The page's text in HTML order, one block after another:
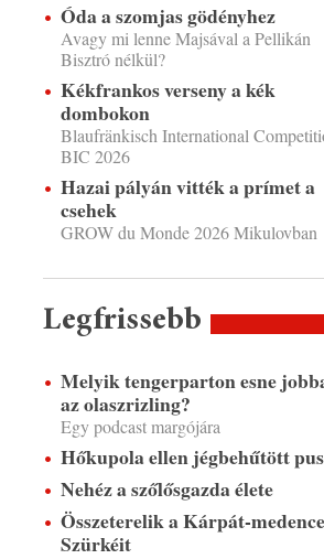
Óda a szomjas gödényhez
Avagy mi lenne Majsával a Pellikán
Bisztró nélkül?
Kékfrankos verseny a kék
dombokon
Blaufränkisch International
BIC 2026
Hazai pályán vitték a prímet a
csehek
GROW du Monde 2026 Mikulovban
Legfrissebb
Melyik tengerparton esne
az olaszrizling?
Egy podcast margójára
Hőkupola ellen jégbehűtött
Nehéz a szőlősgazda élete
Összeterelik a Kárpát-medence
Szürkéit